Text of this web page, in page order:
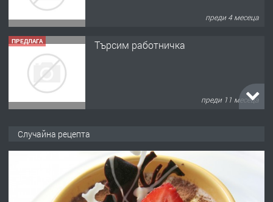
преди 4 месеца
ПРЕДЛАГА Търсим работничка
преди 11 месеца
преди 1 година
Случайна рецепта